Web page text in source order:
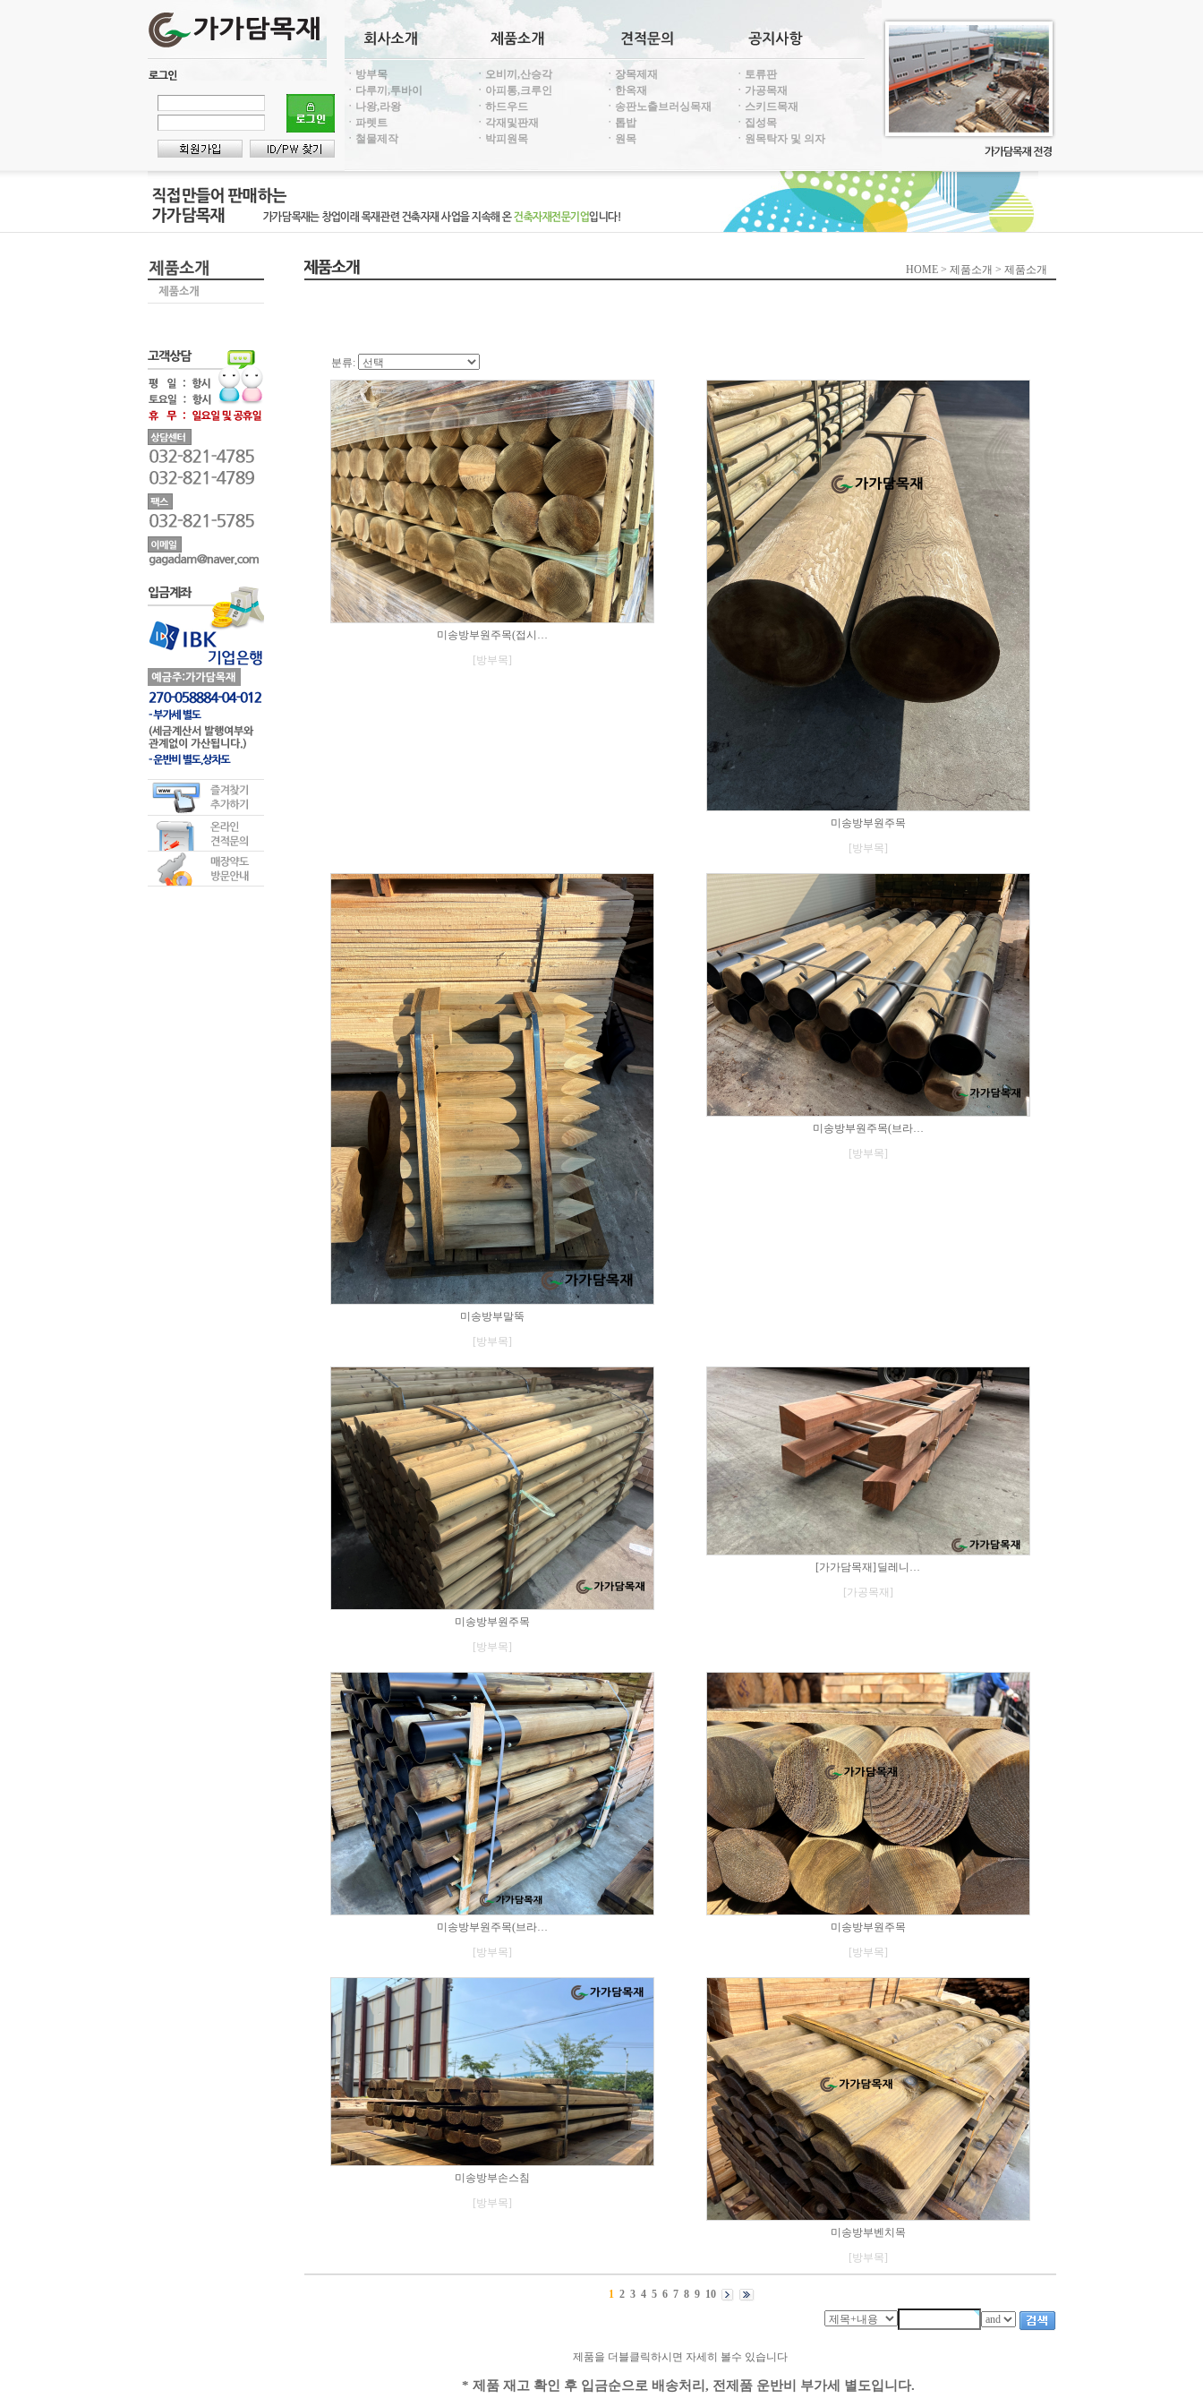
ㆍ방부목 ㆍ오비끼,산승각 ㆍ장목제재
ㆍ토류판
ㆍ다루끼,투바이
ㆍ아피통,크루인 ㆍ한옥재
ㆍ가공목재
ㆍ나왕,라왕
ㆍ하드우드 ㆍ송판노출브러싱목재
ㆍ스키드목재
ㆍ파렛트
ㆍ각재및판재 ㆍ톱밥
ㆍ집성목
ㆍ철물제작
ㆍ박피원목 ㆍ원목 ㆍ원목탁자 및 의자
HOME > 제품소개 > 제품소개
분류:
미송방부원주목(접시…
[방부목]
미송방부원주목
[방부목]
미송방부말뚝
[방부목]
미송방부원주목(브라…
[방부목]
미송방부원주목
[방부목]
[가가담목재] 딜레니…
[가공목재]
미송방부원주목(브라…
[방부목]
미송방부원주목
[방부목]
미송방부손스침
[방부목]
미송방부벤치목
[방부목]
1 2 3 4 5 6 7 8 9 10
제품을 더블클릭하시면 자세히 볼수 있습니다
* 제품 재고 확인 후 입금순으로 배송처리, 전제품 운반비 부가세 별도입니다.